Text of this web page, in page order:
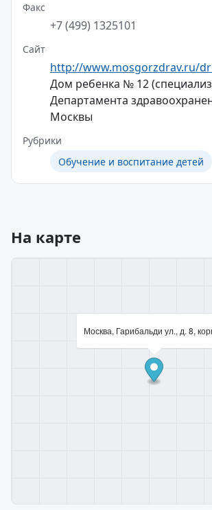
Факс
+7 (499) 1325101
Сайт
http://www.mosgorzdrav.ru/
Дом ребенка № 12
Департамента
Москвы
Рубрики
Обучение и воспитание детей
На карте
Москва, Гарибальди ул., д. 8,